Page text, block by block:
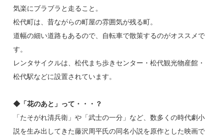
気楽にブラブラと走ること。
松代町は、昔ながらの町屋の雰囲気が残る町。
道幅の細い道路もあるので、自転車で散策するのがオススメで
す。
レンタサイクルは、松代まち歩きセンター・松代観光物産館・
松代駅などに設置されています。
◆「花のあと」って・・・？
「たそがれ清兵衛」や「武士の一分」など、数多くの時代劇小
説を生み出してきた藤沢周平氏の同名小説を原作とした映画で